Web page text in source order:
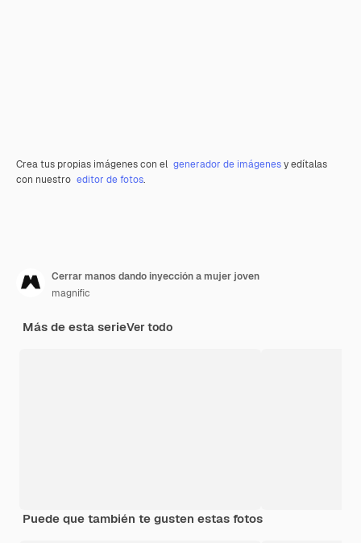
Crea tus propias imágenes con el generador de imágenesy edítalas
con nuestro editor de fotos.
Cerrar manos dando inyección a mujer joven
magnific
Más de esta serieVer todo
Puede que también te gusten estas fotos